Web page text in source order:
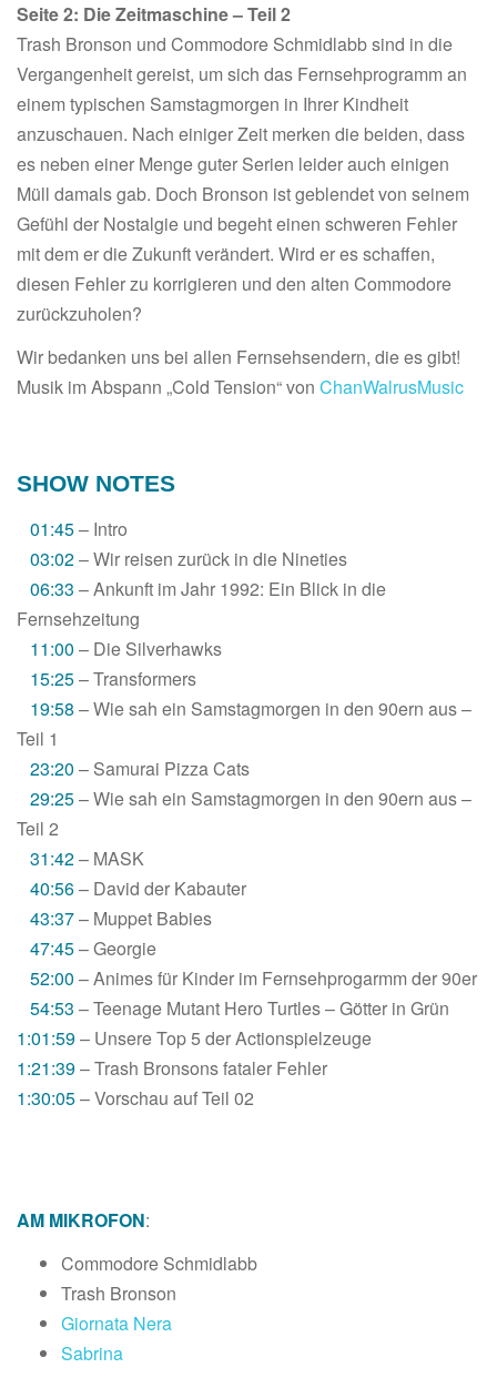
Seite 2: Die Zeitmaschine – Teil 2
Trash Bronson und Commodore Schmidlabb sind in die
Vergangenheit gereist, um sich das Fernsehprogramm an
einem typischen Samstagmorgen in Ihrer Kindheit
anzuschauen. Nach einiger Zeit merken die beiden, dass
es neben einer Menge guter Serien leider auch einigen
Müll damals gab. Doch Bronson ist geblendet von seinem
Gefühl der Nostalgie und begeht einen schweren Fehler
mit dem er die Zukunft verändert. Wird er es schaffen,
diesen Fehler zu korrigieren und den alten Commodore
zurückzuholen?
Wir bedanken uns bei allen Fernsehsendern, die es gibt!
Musik im Abspann „Cold Tension“ von ChanWalrusMusic
SHOW NOTES
01:45– Intro
03:02– Wir reisen zurück in die Nineties
06:33 – Ankunft im Jahr 1992: Ein Blick in die
Fernsehzeitung
11:00 – Die Silverhawks
15:25– Transformers
19:58 – Wie sah ein Samstagmorgen in den 90ern aus –
Teil 1
23:20 – Samurai Pizza Cats
29:25– Wie sah ein Samstagmorgen in den 90ern aus –
Teil 2
31:42– MASK
40:56– David der Kabauter
43:37– Muppet Babies
47:45– Georgie
52:00 – Animes für Kinder im Fernsehprogarmm der 90er
54:53 – Teenage Mutant Hero Turtles – Götter in Grün
1:01:59– Unsere Top 5 der Actionspielzeuge
1:21:39– Trash Bronsons fataler Fehler
1:30:05– Vorschau auf Teil 02
AM MIKROFON:
Commodore Schmidlabb
Trash Bronson
Giornata Nera
Sabrina